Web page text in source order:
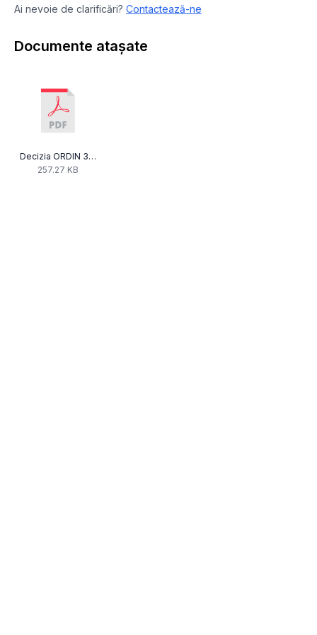
Ai nevoie de clarificări? Contactează-ne
Documente atașate
Decizia ORDIN 324 FB.pdf
257.27 KB